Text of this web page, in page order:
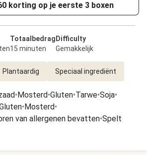
korting op je eerste 3 boxen
Totaalbedrag
15 minuten
Difficulty
Gemakkelijk
Plantaardig Speciaal ingrediënt
•Mosterd•Gluten•Tarwe•Soja•
•Mosterd•
van allergenen bevatten•Spelt